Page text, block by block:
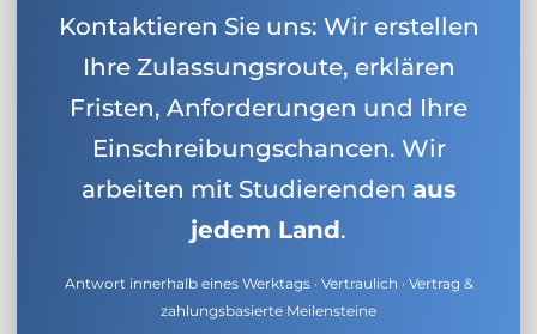
Kontaktieren Sie uns: Wir erstellen
Ihre Zulassungsroute, erklären
Fristen, Anforderungen und Ihre
Einschreibungschancen. Wir
arbeiten mit Studierenden aus
jedem Land.
Antwort innerhalb eines Werktags · Vertraulich · Vertrag &
zahlungsbasierte Meilensteine